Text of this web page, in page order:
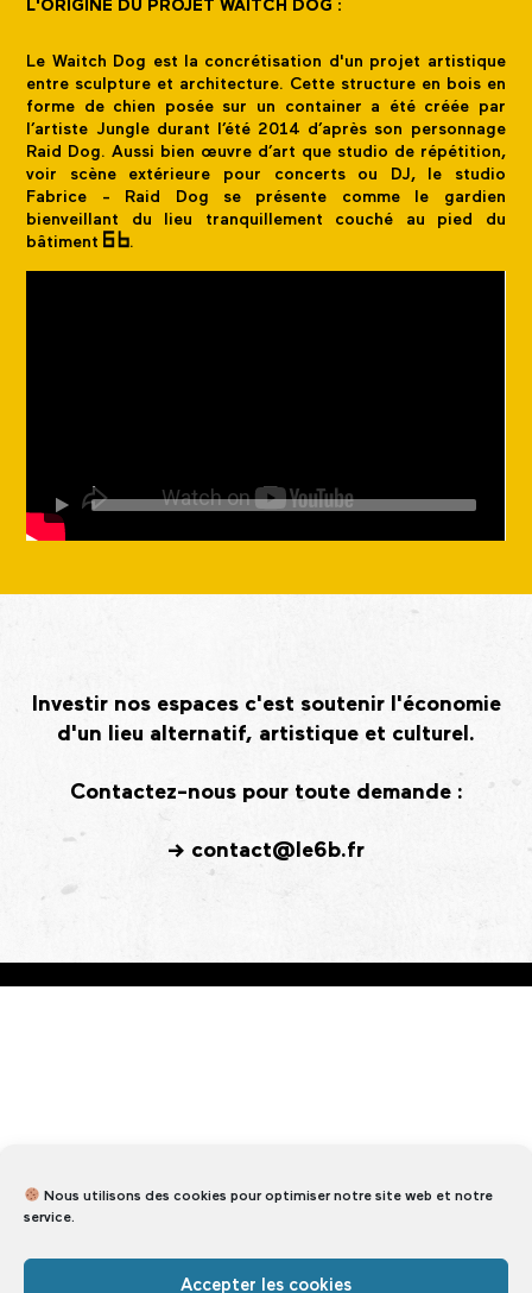
Nous utilisons des cookies pour optimiser notre site web et notre
service.
Accepter les cookies
L'ORIGINE DU PROJET WAITCH DOG :
Le Waitch Dog est la concrétisation d'un projet artistique
entre sculpture et architecture. Cette structure en bois en
forme de chien posée sur un container a été créée par
l’artiste Jungle durant l’été 2014 d’après son personnage
Raid Dog. Aussi bien œuvre d’art que studio de répétition,
voir scène extérieure pour concerts ou DJ, le studio
Fabrice - Raid Dog se présente comme le gardien
bienveillant du lieu tranquillement couché au pied du
bâtiment
.
Investir nos espaces c'est soutenir l'économie
d'un lieu alternatif, artistique et culturel.
Contactez-nous pour toute demande :
-> contact@le6b.fr